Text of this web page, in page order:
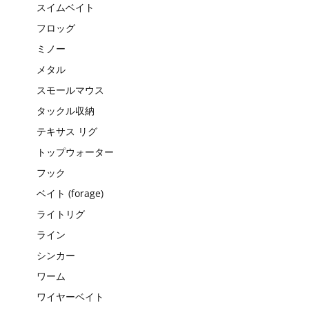
スイムベイト
フロッグ
ミノー
メタル
スモールマウス
タックル収納
テキサス リグ
トップウォーター
フック
ベイト (forage)
ライトリグ
ライン
シンカー
ワーム
ワイヤーベイト